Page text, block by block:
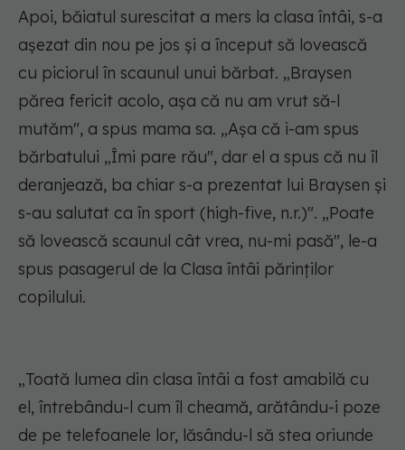
Apoi, băiatul surescitat a mers la clasa întâi, s-a
așezat din nou pe jos și a început să lovească
cu piciorul în scaunul unui bărbat. „Braysen
părea fericit acolo, așa că nu am vrut să-l
mutăm", a spus mama sa. „Așa că i-am spus
bărbatului „Îmi pare rău", dar el a spus că nu îl
deranjează, ba chiar s-a prezentat lui Braysen și
s-au salutat ca în sport (high-five, n.r.)". „Poate
să lovească scaunul cât vrea, nu-mi pasă", le-a
spus pasagerul de la Clasa întâi părinților
copilului.
„Toată lumea din clasa întâi a fost amabilă cu
el, întrebându-l cum îl cheamă, arătându-i poze
de pe telefoanele lor, lăsându-l să stea oriunde